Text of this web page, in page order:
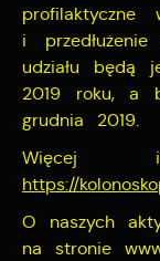
i
udziału będą
2019 roku, a
grudnia 2019.
Więcej
https://
O naszych
na stronie